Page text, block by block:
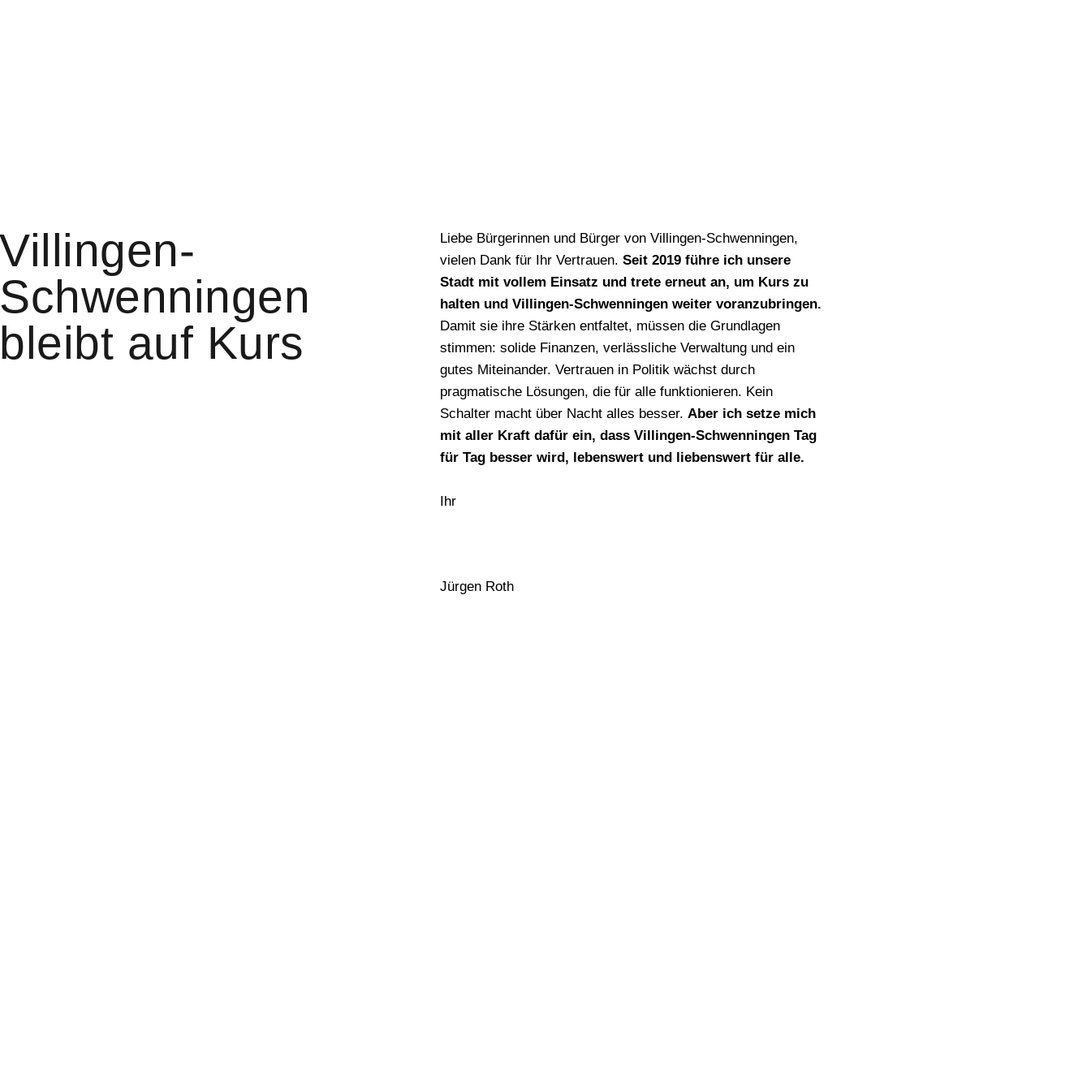
Villingen-
Schwenningen
bleibt auf Kurs
Liebe Bürgerinnen und Bürger von Villingen-Schwenningen,
vielen Dank für Ihr Vertrauen.Seit 2019 führe ich unsere
Stadt mit vollem Einsatz und trete erneut an, um Kurs zu
halten und Villingen-Schwenningen weiter voranzubringen.
Damit sie ihre Stärken entfaltet, müssen die Grundlagen
stimmen: solide Finanzen, verlässliche Verwaltung und ein
gutes Miteinander. Vertrauen in Politik wächst durch
pragmatische Lösungen, die für alle funktionieren. Kein
Schalter macht über Nacht alles besser.Aber ich setze mich
mit aller Kraft dafür ein, dass Villingen-Schwenningen Tag
für Tag besser wird, lebenswert und liebenswert für alle.
Ihr
Jürgen Roth